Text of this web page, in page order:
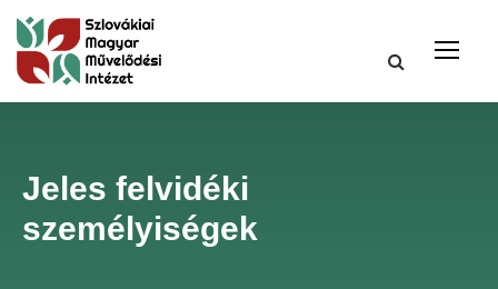
Jeles felvidéki
személyiségek